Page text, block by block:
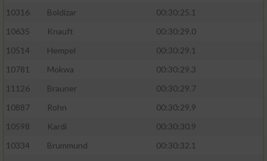
10316
Boldizar
00:30:25.1
10635
Knauft
00:30:29.0
10514
Hempel
00:30:29.1
10781
Mokwa
00:30:29.3
11126
Brauner
00:30:29.7
10887
Rohn
00:30:29.9
10598
Kardi
00:30:30.9
10334
Brummund
00:30:32.1